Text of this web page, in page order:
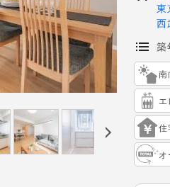
東
西
築
南
エ
住
オ